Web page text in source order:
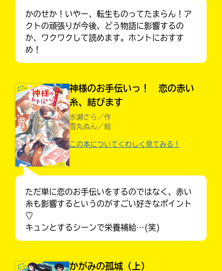
大人気
シリーズに
出会える
かのせか！いやー、転生ものってたまらん！ア
クトの頑張りが今後、どう物語に影響するの
か、ワクワクして読めます。ホントにおすす
め！
神様のお手伝いっ！ 恋の赤い
糸、結びます
水瀬さら／作
雪丸ぬん／絵
この本についてくわしく見てみる！
ただ単に恋のお手伝いをするのではなく、赤い
糸も影響するというのがすごい好きなポイント
♡
キュンとするシーンで栄養補給…(笑)
かがみの孤城（上）